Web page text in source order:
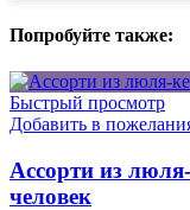
Попробуйте также:
Быстрый просмотр
Добавить в
Ассорти из
человек